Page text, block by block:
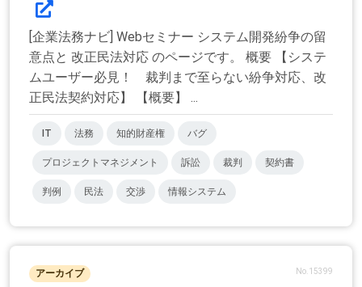
[企業法務ナビ] Webセミナー システム開発紛争の留
意点と 改正民法対応 のページです。 概要 【システ
ムユーザー必見！ 裁判まで至らない紛争対応、改
正民法契約対応】 【概要】 ...
IT 法務 知的財産権 バグ
プロジェクトマネジメント 訴訟 裁判 契約書
判例 民法 交渉 情報システム
アーカイブ No.15399